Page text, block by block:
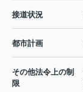
接道状況
都市計画
その他法令上の制
限